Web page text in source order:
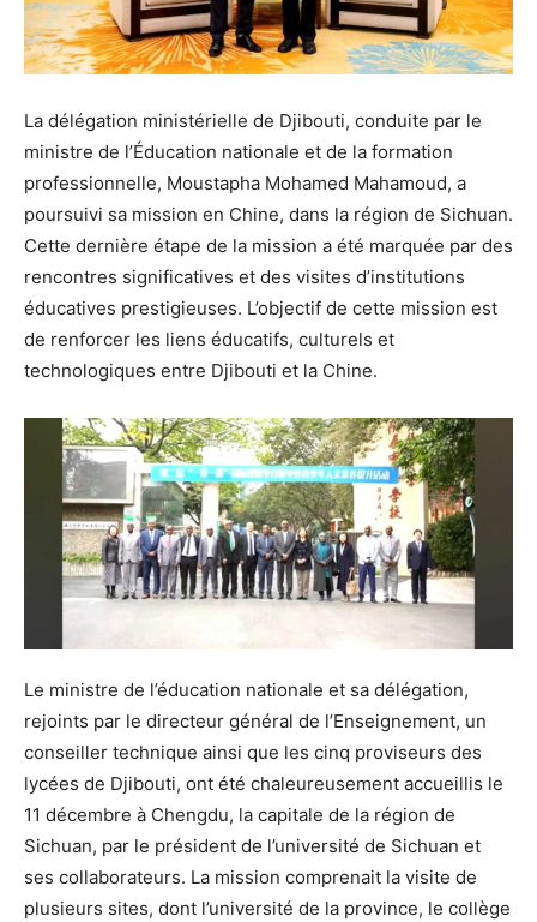
La délégation ministérielle de Djibouti, conduite par le
ministre de l’Éducation nationale et de la formation
professionnelle, Moustapha Mohamed Mahamoud, a
poursuivi sa mission en Chine, dans la région de Sichuan.
Cette dernière étape de la mission a été marquée par des
rencontres significatives et des visites d’institutions
éducatives prestigieuses. L’objectif de cette mission est
de renforcer les liens éducatifs, culturels et
technologiques entre Djibouti et la Chine.
Le ministre de l’éducation nationale et sa délégation,
rejoints par le directeur général de l’Enseignement, un
conseiller technique ainsi que les cinq proviseurs des
lycées de Djibouti, ont été chaleureusement accueillis le
11 décembre à Chengdu, la capitale de la région de
Sichuan, par le président de l’université de Sichuan et
ses collaborateurs. La mission comprenait la visite de
plusieurs sites, dont l’université de la province, le collège